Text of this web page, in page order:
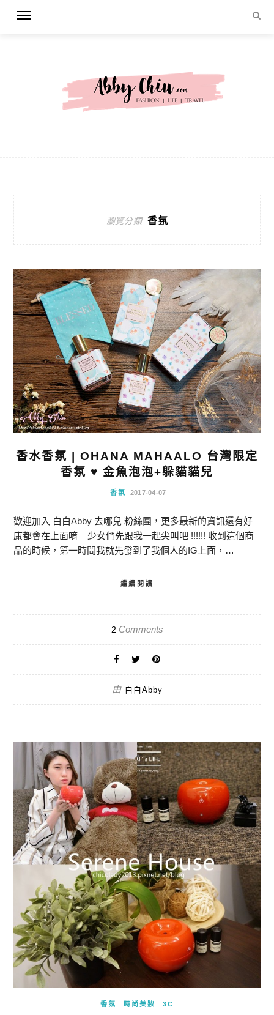
瀏覽分類 香氛
香水香氛 | OHANA MAHAALO 台灣限定
香氛 ♥ 金魚泡泡+躲貓貓兒
香氛 2017-04-07
歡迎加入 白白Abby 去哪兒 粉絲團，更多最新的資訊還有好
康都會在上面唷 少女們先跟我一起尖叫吧 !!!!!! 收到這個商
品的時候，第一時間我就先發到了我個人的IG上面，…
繼續閱讀
2 Comments
由 白白Abby
香氛 時尚美妝 3C